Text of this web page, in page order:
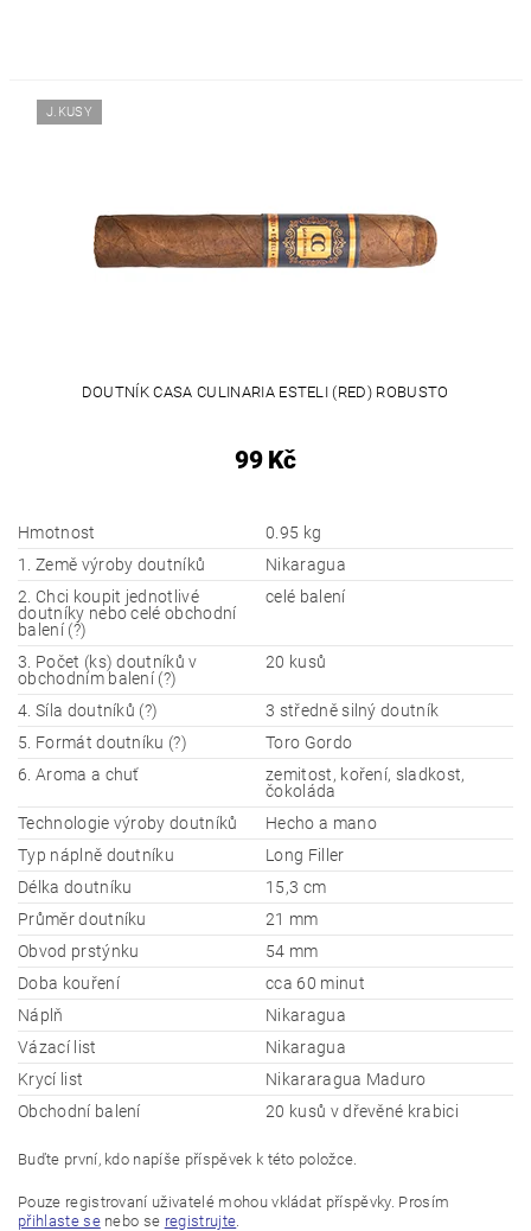
J.KUSY
DOUTNÍK CASA CULINARIA ESTELI (RED) ROBUSTO
99 Kč
Hmotnost
0.95 kg
1. Země výroby doutníků
Nikaragua
2. Chci koupit jednotlivé
doutníky nebo celé obchodní
balení (?)
celé balení
3. Počet (ks) doutníků v
obchodním balení (?)
20 kusů
4. Síla doutníků (?)
3 středně silný doutník
5. Formát doutníku (?)
Toro Gordo
6. Aroma a chuť
zemitost, koření, sladkost,
čokoláda
Technologie výroby doutníků
Hecho a mano
Typ náplně doutníku
Long Filler
Délka doutníku
15,3 cm
Průměr doutníku
21 mm
Obvod prstýnku
54 mm
Doba kouření
cca 60 minut
Náplň
Nikaragua
Vázací list
Nikaragua
Krycí list
Nikararagua Maduro
Obchodní balení
20 kusů v dřevěné krabici
Buďte první, kdo napíše příspěvek k této položce.
Pouze registrovaní uživatelé mohou vkládat příspěvky. Prosím
přihlaste senebo se registrujte